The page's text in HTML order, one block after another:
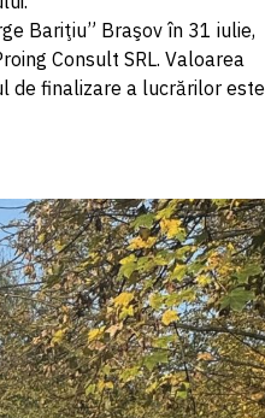
Bariţiu” Braşov în 31 iulie,
Consult SRL. Valoarea
de finalizare a lucrărilor este